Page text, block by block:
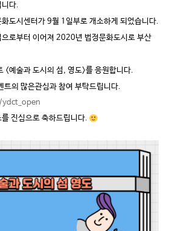
니다.
도시센터가 9월 1일부로 개소하게 되었습니다.
로부터 이어져 2020년 법정문화도시로 부산
<예술과 도시의 섬, 영도>를 응원합니다.
트의 많은관심과 참여 부탁드립니다.
진심으로 축하드립니다.